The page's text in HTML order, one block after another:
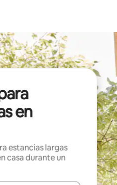
en
estancias largas
casa durante un